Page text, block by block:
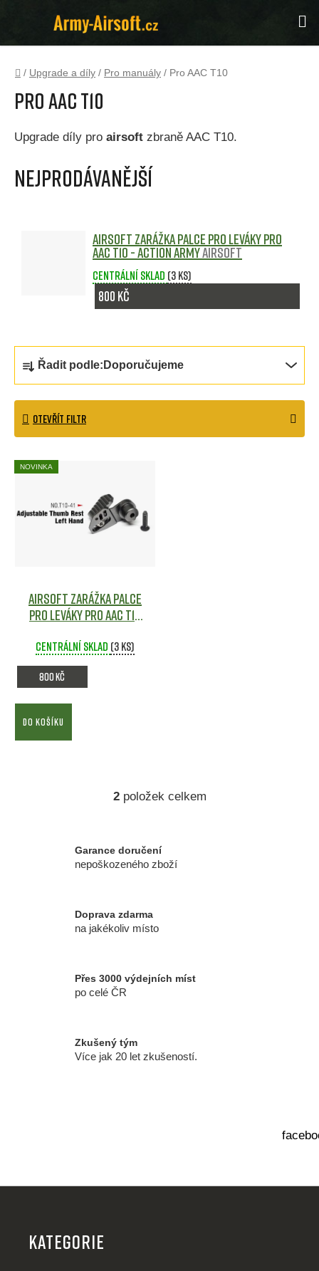
Domů
/ Upgrade a díly / Pro manuály / Pro AAC T10
Pro AAC T10
Upgrade díly pro airsoft zbraně AAC T10.
Nejprodávanější
Airsoft zarážka palce pro leváky pro
AAC T10 - Action ArmyAirsoft
Centrální sklad (3 ks)
800 Kč
Ř
a
z
e
n
í
p
ů
Řadit podle: Doporučujeme
OTEVŘÍT FILTR
V
p
d
u
k
t
NOVINKA
Airsoft zarážka palce
pro leváky pro AAC T10
Centrální sklad (3 ks)
800 Kč
DO KOŠÍKU
O
á
d
p
k
i
2položek celkem
Garance doručení
nepoškozeného zboží
Doprava zdarma
na jakékoliv místo
Přes 3000 výdejních míst
po celé ČR
Zkušený tým
Více jak 20 let zkušeností.
KATEGORIE